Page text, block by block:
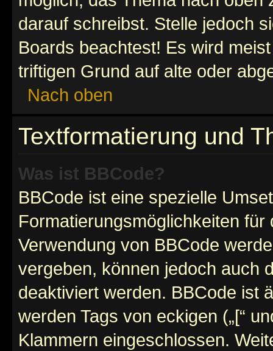
darauf schreibst. Stelle jedoch
Boards beachtest! Es wird
triftigen Grund auf alte oder
Nach oben
Textformatierung und
Was ist BBCode?
BBCode ist eine spezielle
Formatierungsmöglichkeiten
Verwendung von BBCode
vergeben, können jedoch auch
deaktiviert werden. BBCode ist
werden Tags von eckigen („[“
Klammern eingeschlossen.